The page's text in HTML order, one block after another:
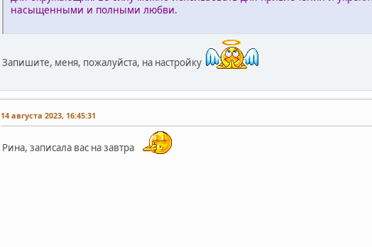
насыщенными и полными любви.
Запишите, меня, пожалуйста, на настройку
14 августа 2023, 16:45:31
Рина, записала вас на завтра